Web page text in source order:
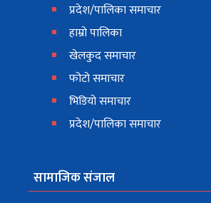
प्रदेश/पालिका समाचार
हाम्रो पालिका
खेलकुद समाचार
फोटो समाचार
भिडियो समाचार
प्रदेश/पालिका समाचार
सामाजिक संजाल